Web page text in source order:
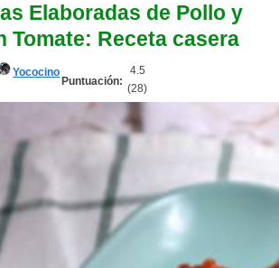
Elaboradas de Pollo y
Tomate: Receta casera
Yococino
Puntuación:
4.5
(28)